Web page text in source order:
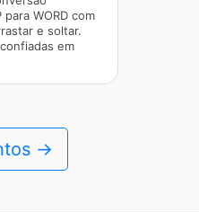
para WORD com
e soltar.
em
→